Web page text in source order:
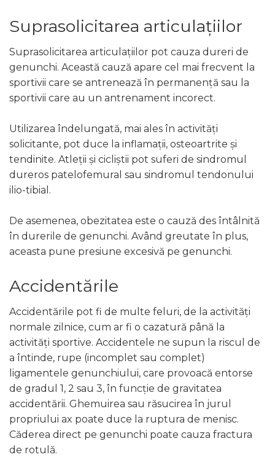
Suprasolicitarea articulațiilor
Suprasolicitarea articulațiilor pot cauza dureri de
genunchi. Această cauză apare cel mai frecvent la
sportivii care se antrenează în permanență sau la
sportivii care au un antrenament incorect.
Utilizarea îndelungată, mai ales în activități
solicitante, pot duce la inflamații, osteoartrite și
tendinite. Atleții și cicliștii pot suferi de sindromul
dureros patelofemural sau sindromul tendonului
ilio-tibial.
De asemenea, obezitatea este o cauză des întâlnită
în durerile de genunchi. Având greutate în plus,
aceasta pune presiune excesivă pe genunchi.
Accidentările
Accidentările pot fi de multe feluri, de la activități
normale zilnice, cum ar fi o cazatură până la
activități sportive. Accidentele ne supun la riscul de
a întinde, rupe (incomplet sau complet)
ligamentele genunchiului, care provoacă entorse
de gradul 1, 2 sau 3, în funcție de gravitatea
accidentării. Ghemuirea sau răsucirea în jurul
propriului ax poate duce la ruptura de menisc.
Căderea direct pe genunchi poate cauza fractura
de rotulă.